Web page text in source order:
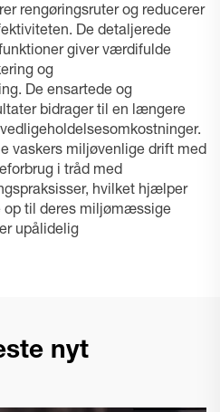
rengøringsruter og reducerer
De detaljerede
giver værdifulde
og
De ensartede og
bidrager til en længere
vaskers miljøvenlige drift med
i tråd med
hvilket hjælper
op til deres miljømæssige
upålidelig
nyt